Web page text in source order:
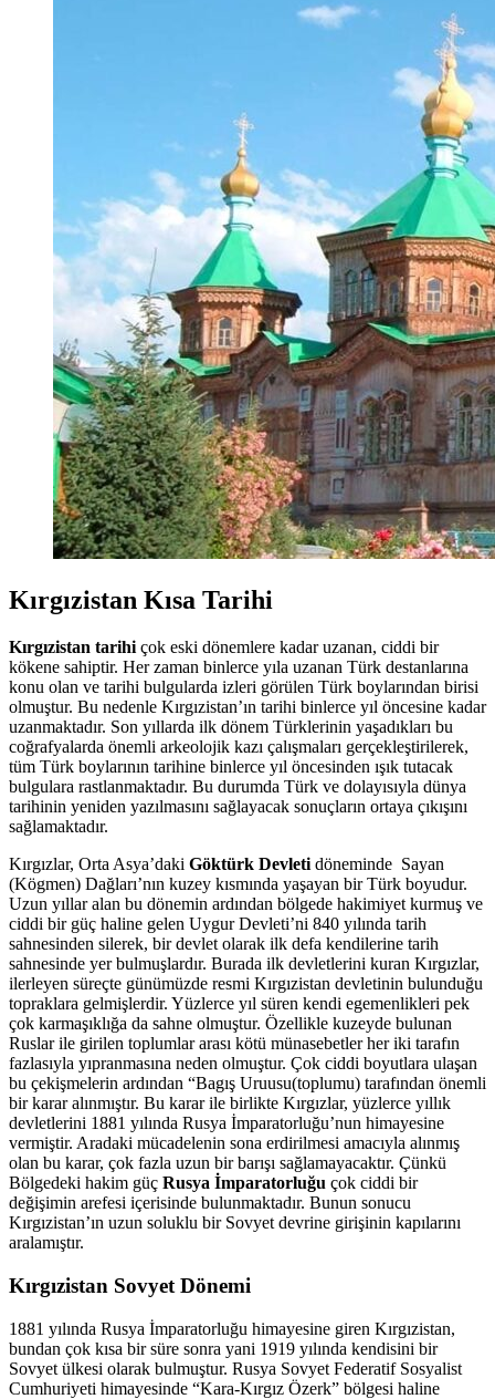
Kırgızistan Kısa Tarihi
Kırgızistan tarihi çok eski dönemlere kadar uzanan, ciddi bir
kökene sahiptir. Her zaman binlerce yıla uzanan Türk destanlarına
konu olan ve tarihi bulgularda izleri görülen Türk boylarından birisi
olmuştur. Bu nedenle Kırgızistan’ın tarihi binlerce yıl öncesine kadar
uzanmaktadır. Son yıllarda ilk dönem Türklerinin yaşadıkları bu
coğrafyalarda önemli arkeolojik kazı çalışmaları gerçekleştirilerek,
tüm Türk boylarının tarihine binlerce yıl öncesinden ışık tutacak
bulgulara rastlanmaktadır. Bu durumda Türk ve dolayısıyla dünya
tarihinin yeniden yazılmasını sağlayacak sonuçların ortaya çıkışını
sağlamaktadır.
Kırgızlar, Orta Asya’daki Göktürk Devleti döneminde Sayan
(Kögmen) Dağları’nın kuzey kısmında yaşayan bir Türk boyudur.
Uzun yıllar alan bu dönemin ardından bölgede hakimiyet kurmuş ve
ciddi bir güç haline gelen Uygur Devleti’ni 840 yılında tarih
sahnesinden silerek, bir devlet olarak ilk defa kendilerine tarih
sahnesinde yer bulmuşlardır. Burada ilk devletlerini kuran Kırgızlar,
ilerleyen süreçte günümüzde resmi Kırgızistan devletinin bulunduğu
topraklara gelmişlerdir. Yüzlerce yıl süren kendi egemenlikleri pek
çok karmaşıklığa da sahne olmuştur. Özellikle kuzeyde bulunan
Ruslar ile girilen toplumlar arası kötü münasebetler her iki tarafın
fazlasıyla yıpranmasına neden olmuştur. Çok ciddi boyutlara ulaşan
bu çekişmelerin ardından “Bagış Uruusu(toplumu) tarafından önemli
bir karar alınmıştır. Bu karar ile birlikte Kırgızlar, yüzlerce yıllık
devletlerini 1881 yılında Rusya İmparatorluğu’nun himayesine
vermiştir. Aradaki mücadelenin sona erdirilmesi amacıyla alınmış
olan bu karar, çok fazla uzun bir barışı sağlamayacaktır. Çünkü
Bölgedeki hakim güç Rusya İmparatorluğu çok ciddi bir
değişimin arefesi içerisinde bulunmaktadır. Bunun sonucu
Kırgızistan’ın uzun soluklu bir Sovyet devrine girişinin kapılarını
aralamıştır.
Kırgızistan Sovyet Dönemi
1881 yılında Rusya İmparatorluğu himayesine giren Kırgızistan,
bundan çok kısa bir süre sonra yani 1919 yılında kendisini bir
Sovyet ülkesi olarak bulmuştur. Rusya Sovyet Federatif Sosyalist
Cumhuriyeti himayesinde “Kara-Kırgız Özerk” bölgesi haline